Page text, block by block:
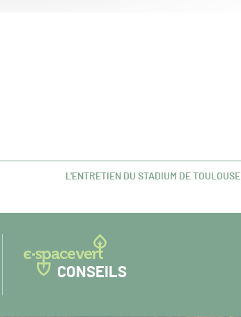
ARTICLE
L'ENTRETIEN DU STADIUM DE TOULOUSE
CONSEILS